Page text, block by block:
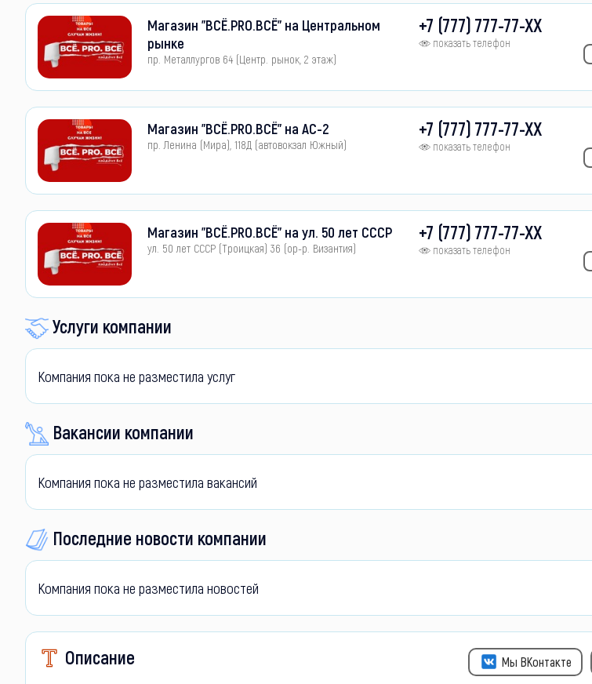
Магазин "ВСЁ.PRO.ВСЁ" на Центральном
рынке
пр. Металлургов 64 (Центр. рынок, 2 этаж)
+7 (777) 777-77-XX
показать телефон
Магазин "ВСЁ.PRO.ВСЁ" на АС-2
пр. Ленина (Мира), 118Д (автовокзал Южный)
+7 (777) 777-77-XX
показать телефон
Магазин "ВСЁ.PRO.ВСЁ" на ул. 50 лет СССР
ул. 50 лет СССР (Троицкая) 36 (ор-р. Византия)
+7 (777) 777-77-XX
показать телефон
Услуги компании
Компания пока не разместила услуг
Вакансии компании
Компания пока не разместила вакансий
Последние новости компании
Компания пока не разместила новостей
Описание Мы ВКонтакте